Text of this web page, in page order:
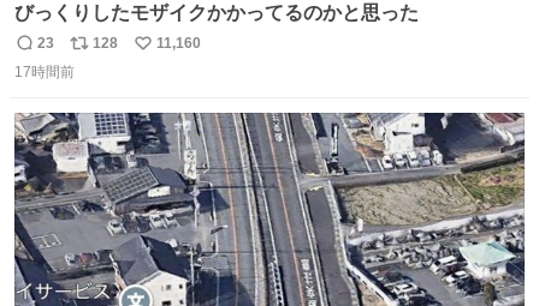
びっくりしたモザイクかかってるのかと思った
返
信
23
リ
ポ
ト
数
128
い
数
11,160
17時間前